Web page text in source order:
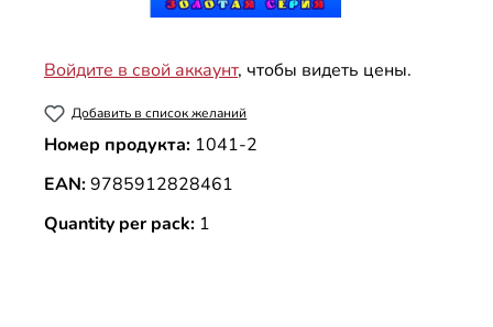
Войдите в свой аккаунт, чтобы видеть цены.
Добавить в список желаний
Номер продукта: 1041-2
EAN:9785912828461
Quantity per pack: 1